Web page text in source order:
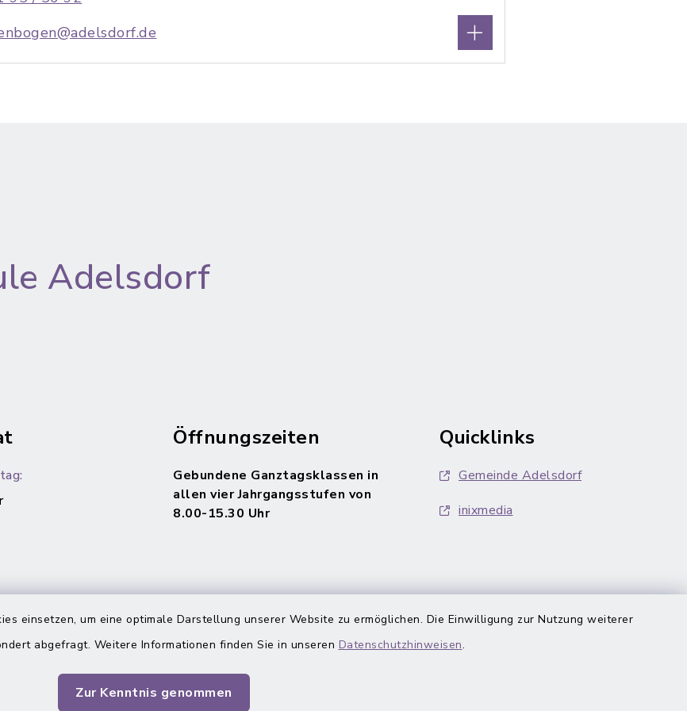
einsetzen, um eine optimale Darstellung unserer Website zu ermöglichen. Die Einwilligung zur Nutzung weiterer
abgefragt. Weitere Informationen finden Sie in unseren Datenschutzhinweisen.
Zur Kenntnis genommen
Adelsdorf
Öffnungszeiten
Gebundene Ganztagsklassen in
allen vier Jahrgangsstufen von
8.00-15.30 Uhr
Quicklinks
Gemeinde Adelsdorf
inixmedia